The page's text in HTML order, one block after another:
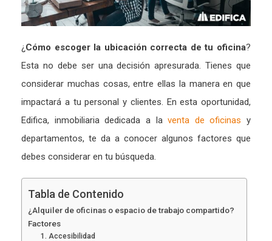
¿ Cómo escoger la ubicación correcta de tu oficina?
Esta no debe ser una decisión apresurada. Tienes que
considerar muchas cosas, entre ellas la manera en que
impactará a tu personal y clientes. En esta oportunidad,
Edifica, inmobiliaria dedicada a laventa de oficinas y
departamentos, te da a conocer algunos factores que
debes considerar en tu búsqueda.
Tabla de Contenido
¿Alquiler de oficinas o espacio de trabajo compartido?
Factores
1. Accesibilidad